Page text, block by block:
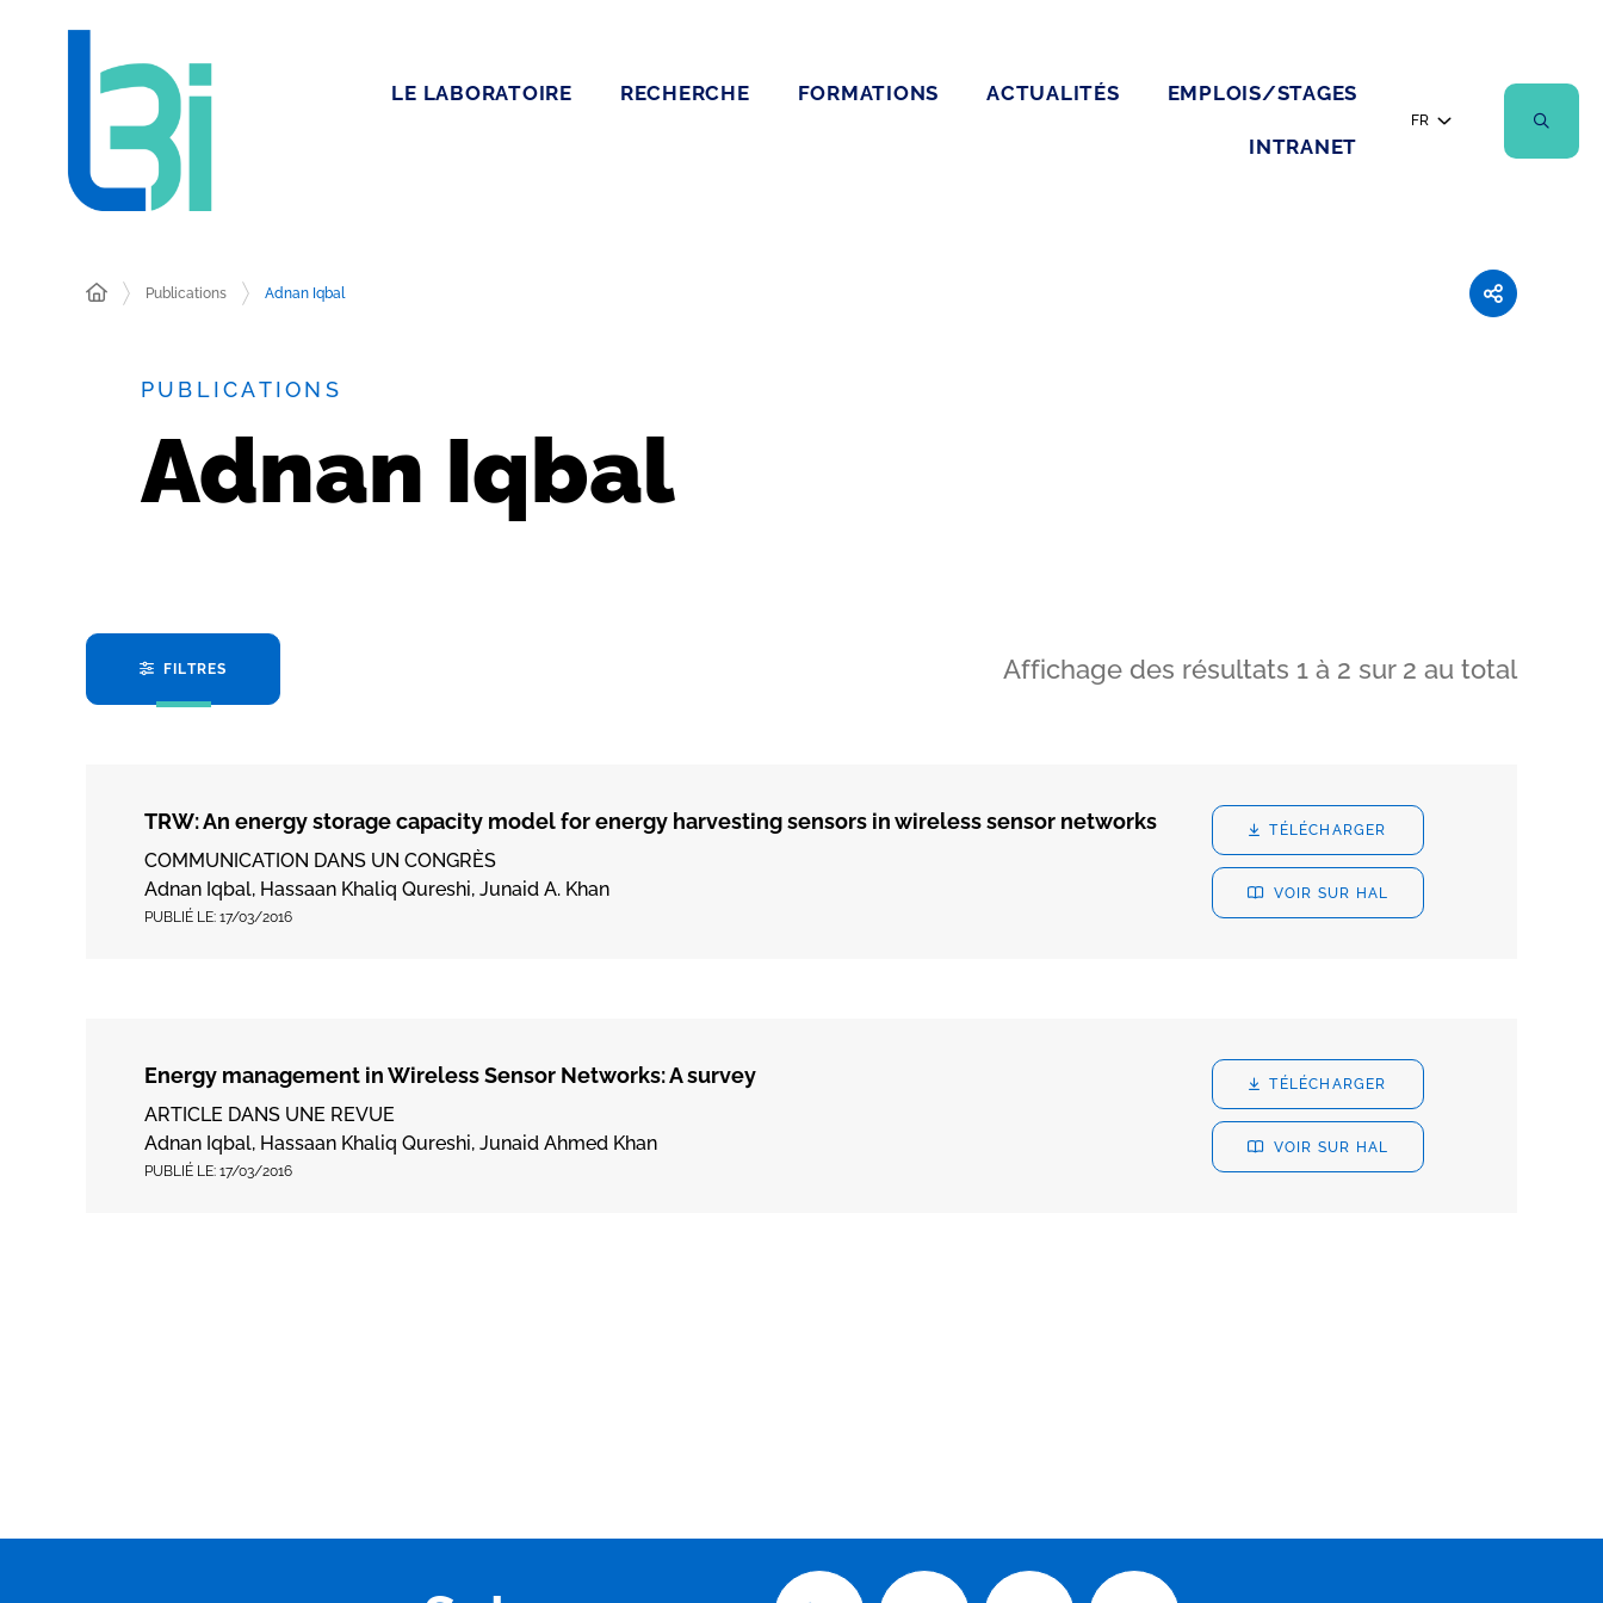
LE LABORATOIRE RECHERCHE FORMATIONS ACTUALITÉS EMPLOIS/STAGES
INTRANET
FR
Publications Adnan Iqbal
PUBLICATIONS
Adnan Iqbal
FILTRES Affichage des résultats 1 à 2 sur 2 au total
TRW: An energy storage capacity model for energy harvesting sensors in wireless sensor networks
COMMUNICATION DANS UN CONGRÈS
Adnan Iqbal, Hassaan Khaliq Qureshi, Junaid A. Khan
PUBLIÉ LE: 17/03/2016
TÉLÉCHARGER
VOIR SUR HAL
Energy management in Wireless Sensor Networks: A survey
ARTICLE DANS UNE REVUE
Adnan Iqbal, Hassaan Khaliq Qureshi, Junaid Ahmed Khan
PUBLIÉ LE: 17/03/2016
TÉLÉCHARGER
VOIR SUR HAL